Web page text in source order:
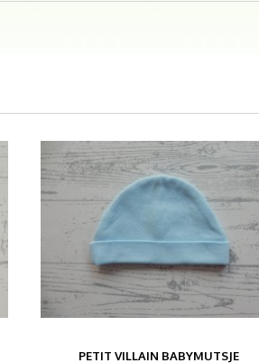
PETIT VILLAIN BABYMUTSJE